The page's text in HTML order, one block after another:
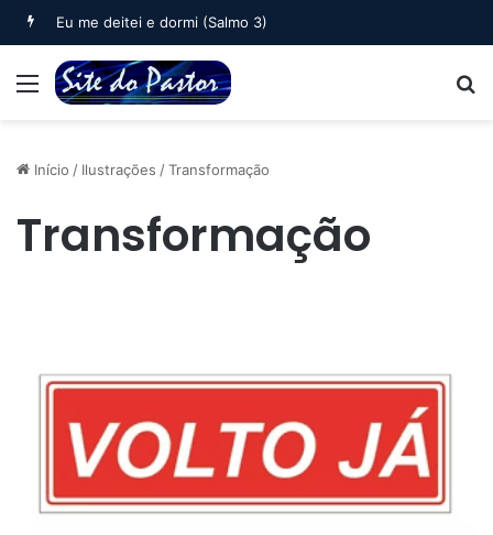
Eu me deitei e dormi (Salmo 3)
Menu
Início / Ilustrações /Transformação
Transformação